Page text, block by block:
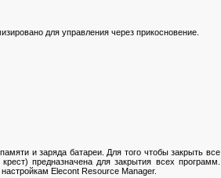
для управления через прикосновение.
и заряда батареи. Для того чтобы закрыть все
предназначена для закрытия всех программ.
Elecont Resource Manager.